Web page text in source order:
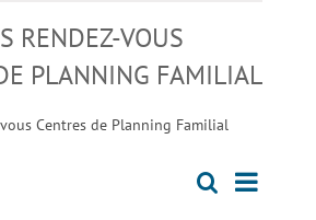
RENDEZ-VOUS
PLANNING FAMILIAL
Centres de Planning Familial
Recherche
Recherche
de
Liste